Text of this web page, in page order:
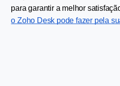
para garantir a melhor
o Zoho Desk pode fazer pela